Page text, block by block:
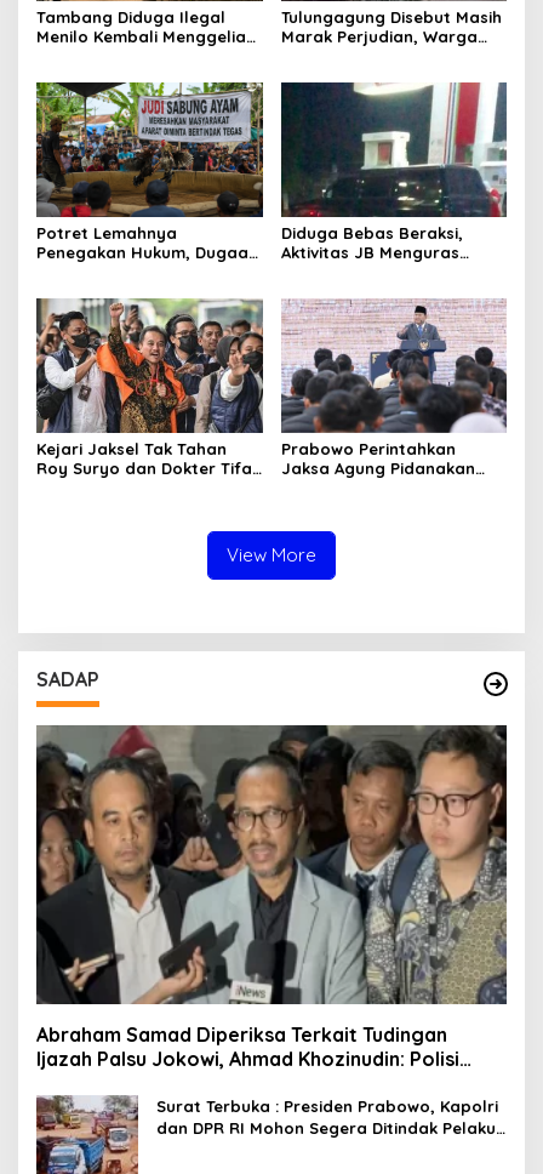
Tambang Diduga Ilegal
Menilo Kembali Menggeliat,
Tulungagung Disebut Masih
Marak Perjudian, Warga
Potret Lemahnya
Penegakan Hukum, Dugaan
Diduga Bebas Beraksi,
Aktivitas JB Menguras
Warga
Kejari Jaksel Tak Tahan
Roy Suryo dan Dokter Tifa,
Prabowo Perintahkan
Jaksa Agung Pidanakan
View More
SADAP
Abraham Samad Diperiksa Terkait Tudingan
Ijazah Palsu Jokowi, Ahmad Khozinudin: Polisi
Surat Terbuka : Presiden Prabowo, Kapolri
dan DPR RI Mohon Segera Ditindak Pelaku